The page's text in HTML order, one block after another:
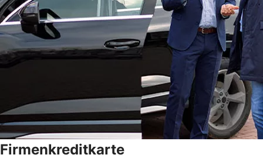
Firmenkreditkarte